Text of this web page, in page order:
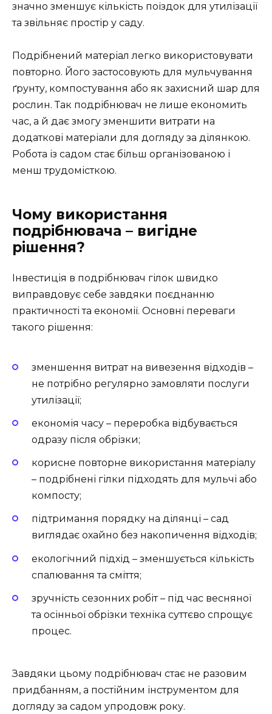
значно зменшує кількість поїздок для утилізації
та звільняє простір у саду.
Подрібнений матеріал легко використовувати
повторно. Його застосовують для мульчування
ґрунту, компостування або як захисний шар для
рослин. Так подрібнювач не лише економить
час, а й дає змогу зменшити витрати на
додаткові матеріали для догляду за ділянкою.
Робота із садом стає більш організованою і
менш трудомісткою.
Чому використання
подрібнювача – вигідне
рішення?
Інвестиція в подрібнювач гілок швидко
виправдовує себе завдяки поєднанню
практичності та економії. Основні переваги
такого рішення:
зменшення витрат на вивезення відходів –
не потрібно регулярно замовляти послуги
утилізації;
економія часу – переробка відбувається
одразу після обрізки;
корисне повторне використання матеріалу
– подрібнені гілки підходять для мульчі або
компосту;
підтримання порядку на ділянці – сад
виглядає охайно без накопичення відходів;
екологічний підхід – зменшується кількість
спалювання та сміття;
зручність сезонних робіт – під час весняної
та осінньої обрізки техніка суттєво спрощує
процес.
Завдяки цьому подрібнювач стає не разовим
придбанням, а постійним інструментом для
догляду за садом упродовж року.